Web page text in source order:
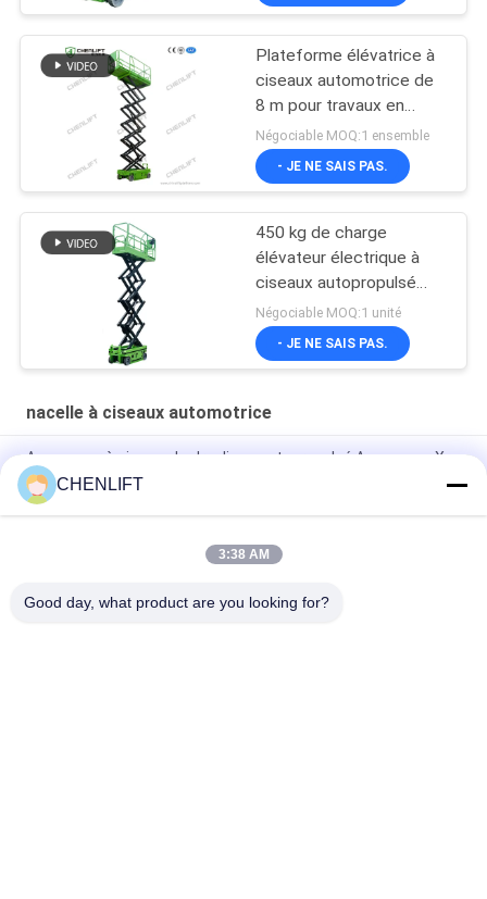
Plateforme élévatrice à
ciseaux automotrice de
8 m pour travaux en
hauteur avec capacité
de charge de 230 kg
Négociable MOQ:1 ensemble
- JE NE SAIS PAS.
450 kg de charge
élévateur électrique à
ciseaux autopropulsé
avec CE
Négociable MOQ:1 unité
- JE NE SAIS PAS.
nacelle à ciseaux automotrice
Ascenseur à ciseaux hydraulique autopropulsé Ascenseur X
électrique 8 mètres 450 kg Capacité de charge
Plateforme élévatrice automotrice à ciseaux de 6 m de
CHENLIFT
3:38 AM
Good day, what product are you looking for?